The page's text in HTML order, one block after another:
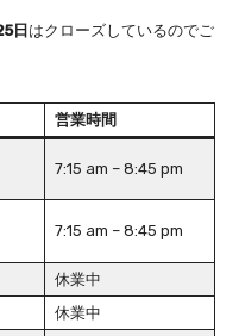
日 はクローズしているのでご
営業時間
7:15 am – 8:45 pm
7:15 am – 8:45 pm
休業中
休業中